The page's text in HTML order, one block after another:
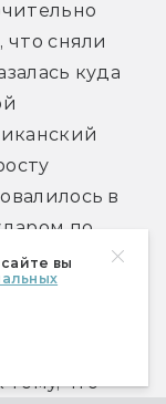
вы
что сняли
куда
в
по
тому, что